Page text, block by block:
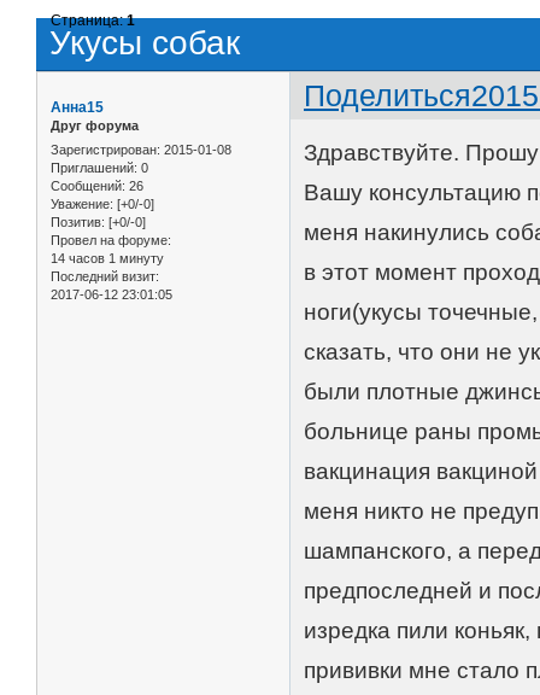
Укусы собак
Страница:1
Поделиться
Анна15
Друг форума
Зарегистрирован: 2015-01-08
Приглашений: 0
Сообщений: 26
Уважение: [+0/-0]
Позитив: [+0/-0]
Провел на форуме:
14 часов 1 минуту
Последний визит:
2017-06-12 23:01:05
Здравствуйте.
Вашу консультацию
меня накинулись
в этот момент
ноги(укусы
сказать, что они не
были плотные
больнице раны
вакцинация
меня никто не
шампанского, а
предпоследней и
изредка пили
прививки мне стало